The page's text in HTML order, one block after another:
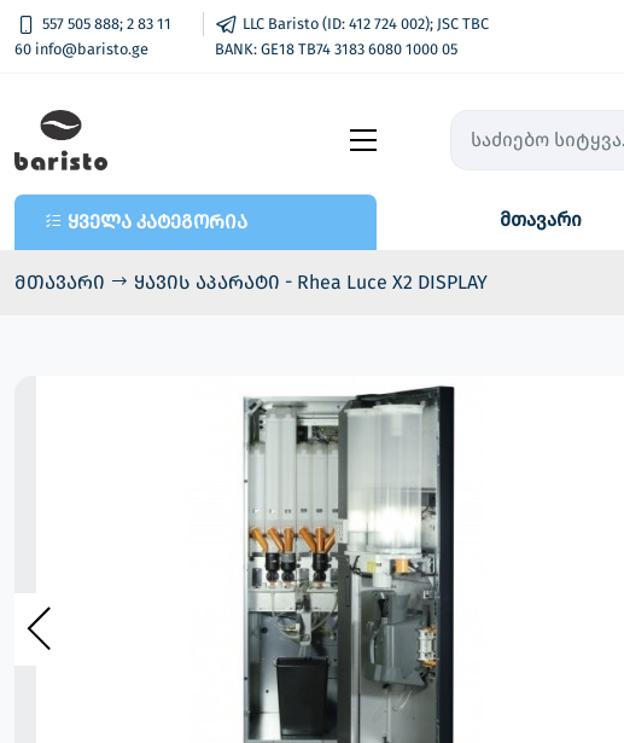
557 505 888; 2 83 11
60 info@baristo.ge
LLC Baristo (ID: 412 724 002); JSC TBC
BANK: GE18 TB74 3183 6080 1000 05
ყველა კატეგორია
- კაფე-ბარის აპარატები
- ყავის და სნექის აპარატები
ყველა კატეგორია მთავარი
მთავარი ყავის აპარატი - Rhea Luce X2 DISPLAY